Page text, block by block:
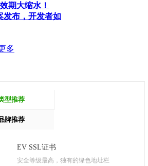
期大缩水！
发布，开发者如
多
型推荐
牌推荐
EV SSL证书
安全等级最高，独有的绿色地址栏